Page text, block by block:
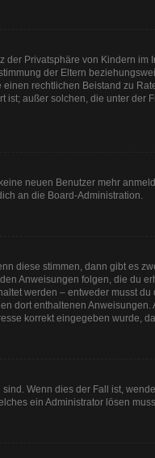
Privatsphäre von Kindern
der Eltern
rechtlichen Beistand zu
außer solchen, die unter der
neuen Benutzer mehr
an die Board-Administration.
diese stimmen, dann gibt es
Anweisungen folgen, die du
werden – entweder musst
dort enthaltenen
korrekt eingegeben wurde,
Wenn dies der Fall ist,
ein Administrator lösen